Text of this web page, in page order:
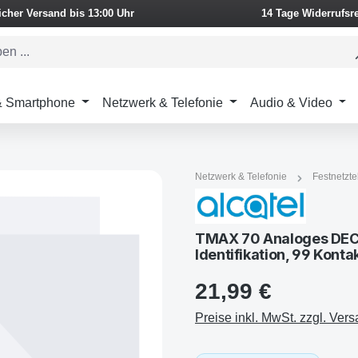
Versand bis 13:00 Uhr 14 Tage
Smartphone Netzwerk & Telefonie Audio & Video
Netzwerk & Telefonie
TMAX 70 Analoges
Identifikation, 99
21,99 €
Preise inkl. MwSt. zzgl.